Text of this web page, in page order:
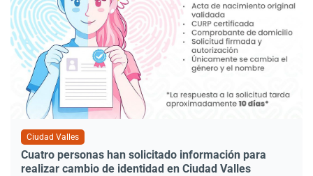
Ciudad Valles
Cuatro personas han solicitado información para
realizar cambio de identidad en Ciudad Valles